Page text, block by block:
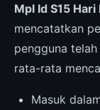
Mpl Id S15
mencatatkan
pengguna
rata-rata
Masuk